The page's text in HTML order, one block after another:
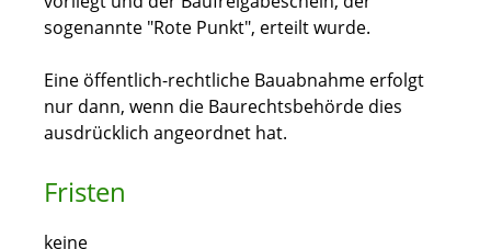
sogenannte "Rote Punkt", erteilt wurde.
Eine öffentlich-rechtliche Bauabnahme erfolgt
nur dann, wenn die Baurechtsbehörde dies
ausdrücklich angeordnet hat.
Fristen
keine